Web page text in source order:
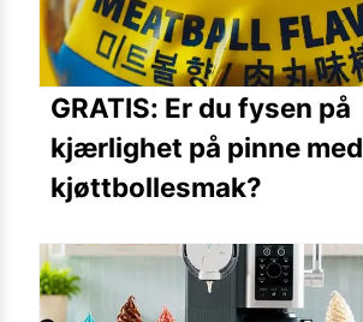
GRATIS: Er du fysen på
kjærlighet på pinne med
kjøttbollesmak?